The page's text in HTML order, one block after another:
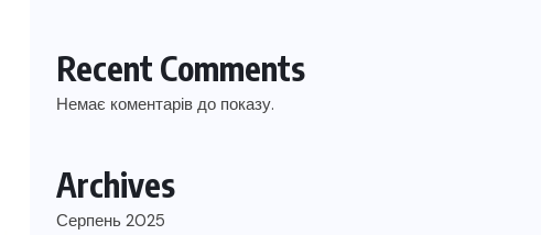
Recent Comments
Немає коментарів до показу.
Archives
Серпень 2025